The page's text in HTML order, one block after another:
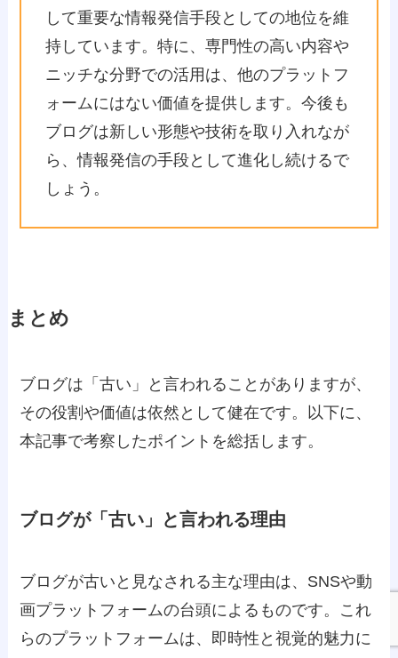
して重要な情報発信手段としての地位を維
持しています。特に、専門性の高い内容や
ニッチな分野での活用は、他のプラットフ
ォームにはない価値を提供します。今後も
ブログは新しい形態や技術を取り入れなが
ら、情報発信の手段として進化し続けるで
しょう。
まとめ
ブログは「古い」と言われることがありますが、
その役割や価値は依然として健在です。以下に、
本記事で考察したポイントを総括します。
ブログが「古い」と言われる理由
ブログが古いと見なされる主な理由は、SNSや動
画プラットフォームの台頭によるものです。これ
らのプラットフォームは、即時性と視覚的魅力に